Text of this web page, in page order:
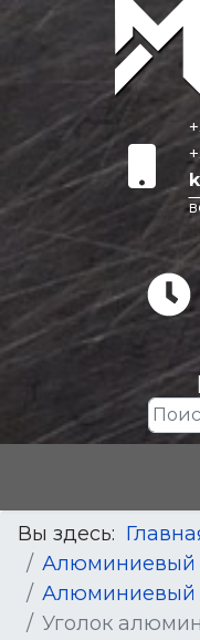
Вы здесь:
Алюминиевый
Алюминиевый
Уголок